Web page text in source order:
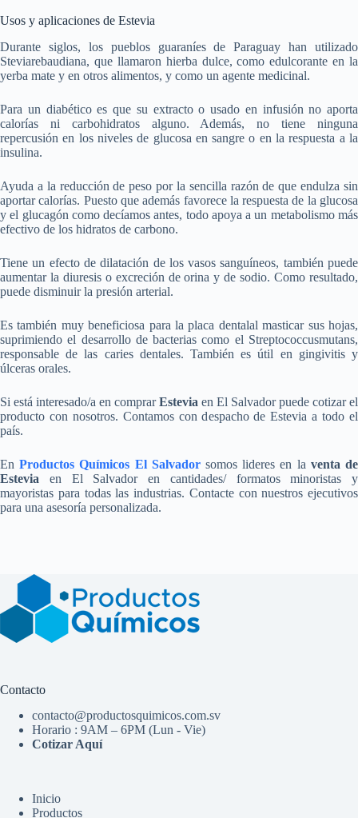
Usos y aplicaciones de Estevia
Durante siglos, los pueblos guaraníes de Paraguay han utilizado
Steviarebaudiana, que llamaron hierba dulce, como edulcorante en la
yerba mate y en otros alimentos, y como un agente medicinal.
Para un diabético es que su extracto o usado en infusión no aporta
calorías ni carbohidratos alguno. Además, no tiene ninguna
repercusión en los niveles de glucosa en sangre o en la respuesta a la
insulina.
Ayuda a la reducción de peso por la sencilla razón de que endulza sin
aportar calorías. Puesto que además favorece la respuesta de la glucosa
y el glucagón como decíamos antes, todo apoya a un metabolismo más
efectivo de los hidratos de carbono.
Tiene un efecto de dilatación de los vasos sanguíneos, también puede
aumentar la diuresis o excreción de orina y de sodio. Como resultado,
puede disminuir la presión arterial.
Es también muy beneficiosa para la placa dentalal masticar sus hojas,
suprimiendo el desarrollo de bacterias como el Streptococcusmutans,
responsable de las caries dentales. También es útil en gingivitis y
úlceras orales.
Si está interesado/a en comprarEstevia en El Salvador puede cotizar el
producto con nosotros. Contamos con despacho de Estevia a todo el
país.
EnProductos Químicos El Salvadorsomos lideres en la venta de
Estevia en El Salvador en cantidades/ formatos minoristas y
mayoristas para todas las industrias. Contacte con nuestros ejecutivos
para una asesoría personalizada.
Contacto
contacto@productosquimicos.com.sv
Horario : 9AM – 6PM (Lun - Vie)
Cotizar Aquí
Inicio
Productos